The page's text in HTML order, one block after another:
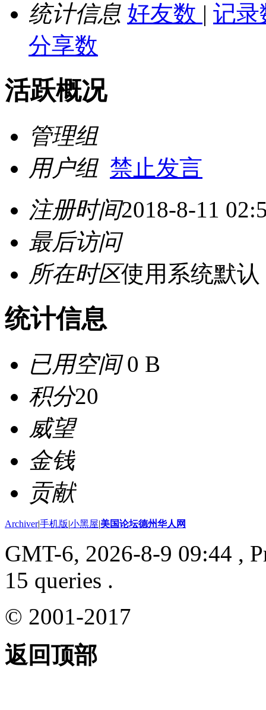
统计信息 好友数 | 记
分享数
活跃概况
管理组
用户组 禁止发言
注册时间2018-8-11
最后访问
所在时区使用系统默认
统计信息
已用空间0 B
积分20
威望
金钱
贡献
Archiver|手机版|小黑屋|美国论坛德州华人网
GMT-6, 2026-8-9 09:44 ,
15 queries .
© 2001-2017
返回顶部